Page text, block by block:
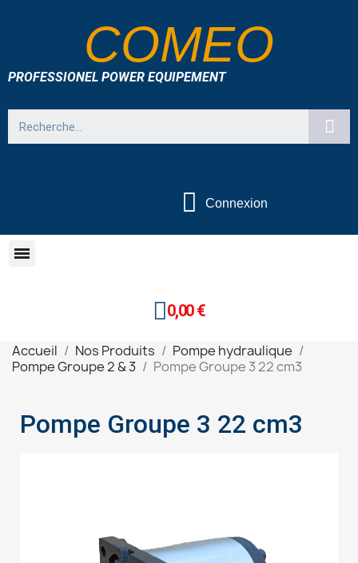
COMEO
PROFESSIONEL POWER EQUIPEMENT
Connexion
0,00 €
Accueil Nos Produits
Pompe hydraulique
Pompe Groupe 2 & 3
Pompe Groupe 3 22 cm3
Pompe Groupe 3 22 cm3